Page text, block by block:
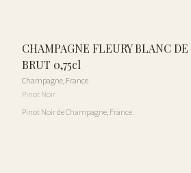
CHAMPAGNE FLEURY BLANC
BRUT 0,75cl
Champagne,France
Pinot Noir
Pinot Noir de Champagne, France.